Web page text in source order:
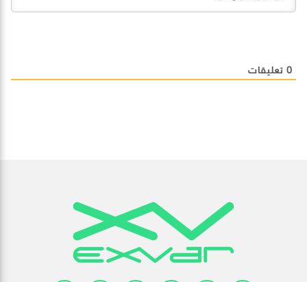
0 تعليقات